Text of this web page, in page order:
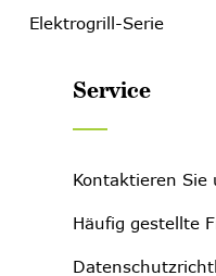
Elektrogrill-Serie
Service
Kontaktieren Sie
Häufig gestellte